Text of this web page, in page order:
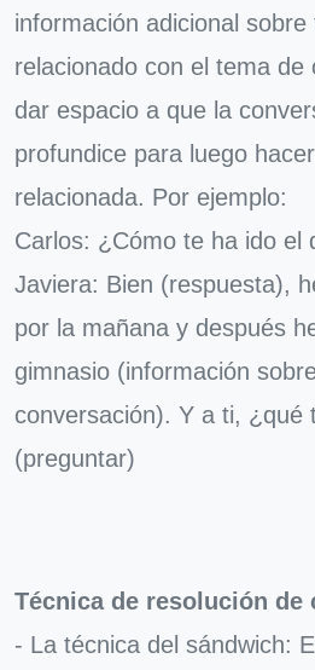
información adicional sobre
relacionado con el tema de
dar espacio a que la
profundice para luego
relacionada. Por ejemplo:
Carlos: ¿Cómo te ha ido el
Javiera: Bien (respuesta),
por la mañana y después
gimnasio (información
conversación). Y a ti, ¿qué
(preguntar)
Técnica de resolución de
- La técnica del sándwich: